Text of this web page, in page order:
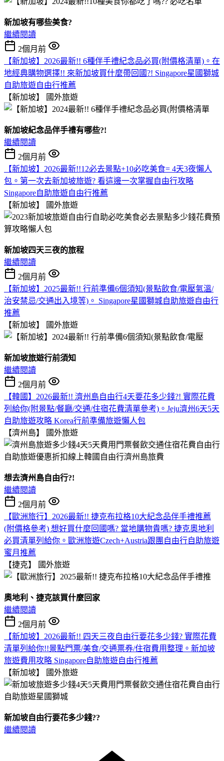
新加坡有哪些美食?
繼續閱讀
2個月前
【新加坡】2026最新!! 6種伴手禮紀念品必買(附價格清單)。在
地經典購物選擇!! 來新加坡買什麼帶回國?! Singapore星國獅城
自助旅遊自由行推薦
【新加坡】
國外旅遊
新加坡紀念品伴手禮有哪些?!
繼續閱讀
2個月前
【新加坡】2026最新!!12必去景點+10必吃美食= 4天3夜懶人
包。第一次去新加坡旅遊? 看這邊一次掌握自由行攻略
Singapore自助旅遊自由行推薦
【新加坡】
國外旅遊
新加坡四天三夜的旅程
繼續閱讀
2個月前
【新加坡】2025最新!! 行前準備6個須知(景點飲食/電壓氣溫/
治安禁忌/交通出入境等)。 Singapore星國獅城自助旅遊自由行
推薦
【新加坡】
國外旅遊
新加坡旅遊行前須知
繼續閱讀
2個月前
【韓國】2026最新!! 濟州島自由行4天要花多少錢?! 實際花費
列給你(附景點/餐廳/交通/住宿花費清單參考)。Jeju濟州6天5天
自助旅遊攻略 Korea行前準備旅遊懶人包
【濟州島】
國外旅遊
想去濟州島自由行?!
繼續閱讀
2個月前
【歐洲旅行】2026最新!! 捷克布拉格10大紀念品伴手禮推薦
(附價格參考) 想好買什麼回國嗎? 當地購物貴嗎? 捷克奧地利
必買清單列給你。歐洲旅遊Czech+Austria跟團自由行自助旅遊
蜜月推薦
【捷克】
國外旅遊
奧地利、捷克該買什麼回家
繼續閱讀
2個月前
【新加坡】2026最新!! 四天三夜自由行要花多少錢? 實際花費
清單列給你!!景點門票/美食/交通票券/住宿費用整理。新加坡
旅遊費用攻略 Singapore自助旅遊自由行推薦
【新加坡】
國外旅遊
新加坡自由行要花多少錢??
繼續閱讀